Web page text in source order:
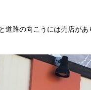
道路の向こうには売店が